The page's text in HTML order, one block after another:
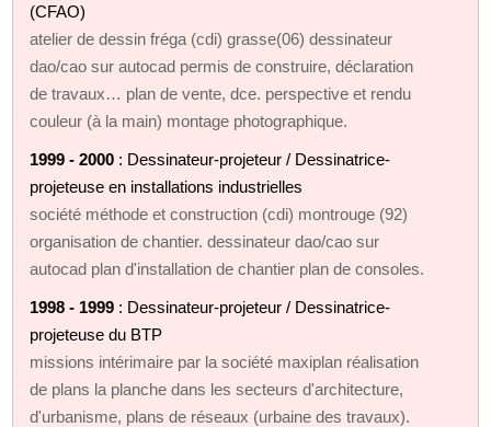
(CFAO)
atelier de dessin fréga (cdi) grasse(06) dessinateur
dao/cao sur autocad permis de construire, déclaration
de travaux… plan de vente, dce. perspective et rendu
couleur (à la main) montage photographique.
1999 - 2000 : Dessinateur-projeteur / Dessinatrice-
projeteuse en installations industrielles
société méthode et construction (cdi) montrouge (92)
organisation de chantier. dessinateur dao/cao sur
autocad plan d'installation de chantier plan de consoles.
1998 - 1999 : Dessinateur-projeteur / Dessinatrice-
projeteuse du BTP
missions intérimaire par la société maxiplan réalisation
de plans la planche dans les secteurs d'architecture,
d'urbanisme, plans de réseaux (urbaine des travaux).